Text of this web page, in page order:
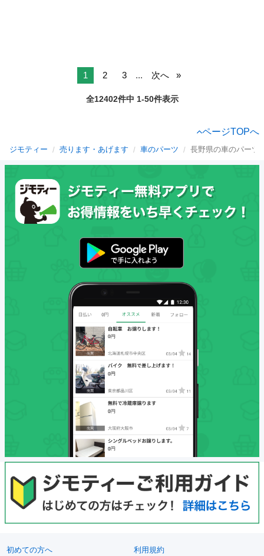
1 2 3 ... 次へ
全12402件中 1-50件表示
ページTOPへ
ジモティー 売ります・あげます 車のパーツ 長野県の車のパーツ
初めての方へ 利用規約